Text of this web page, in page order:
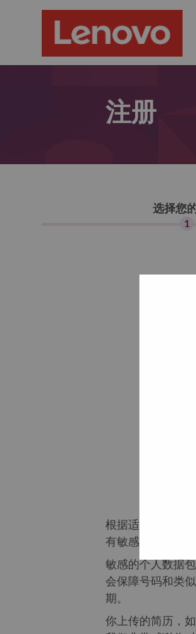
注册
选择您
1
根据适用此场景
有敏感个人数据
敏感的个人数据
会保障号码和类
期。
你上传的简历，